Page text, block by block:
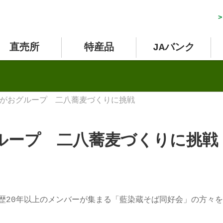
>
直売所 特産品 JAバンク
おグループ 二八蕎麦づくりに挑戦
ープ 二八蕎麦づくりに挑戦
20年以上のメンバーが集まる「藍染蔵そば同好会」の方々